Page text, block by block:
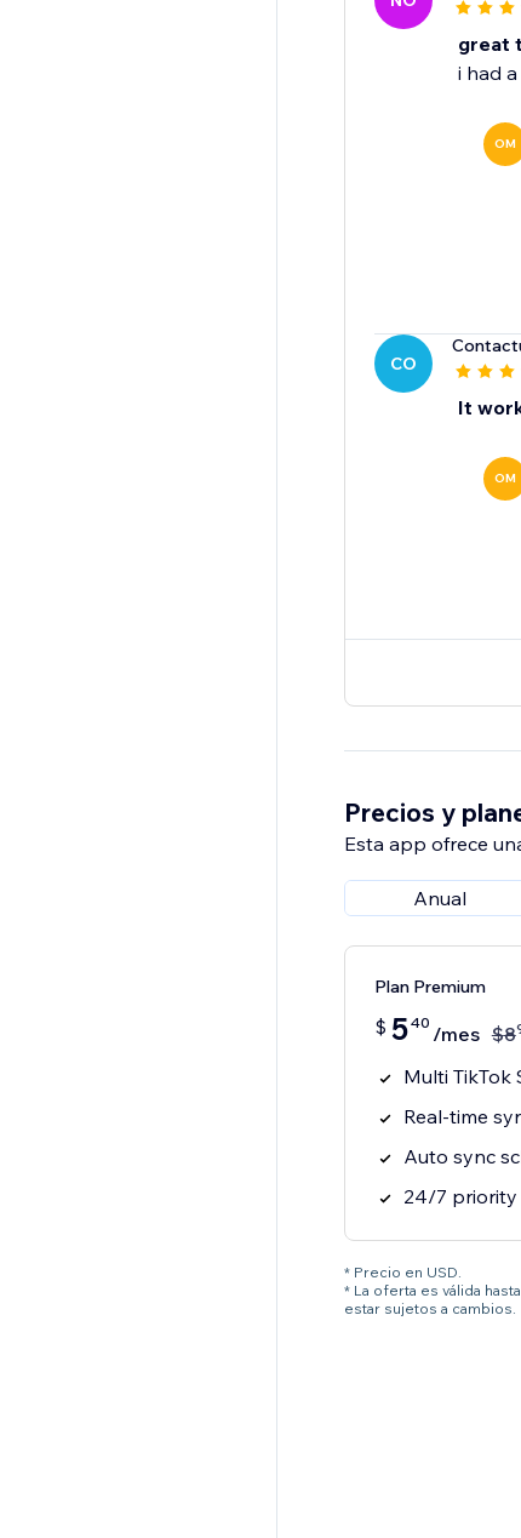
great
i had
OM
CO
It
OM
Precios y
Esta app ofrece
Anual
Plan Premium
$ 540 /mes $8
Multi TikTok
Real-time
Auto sync
24/7
* Precio en USD.
* La oferta es válida
estar sujetos a cambios.